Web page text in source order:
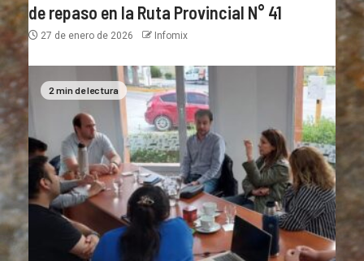
de repaso en la Ruta Provincial N° 41
27 de enero de 2026 Infomix
2 min de lectura